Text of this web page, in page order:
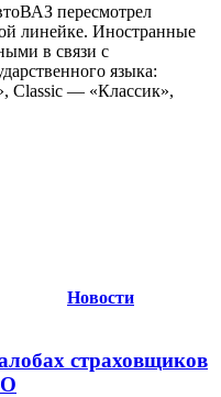
пересмотрел
линейке. Иностранные
в связи с
языка:
Classic — «Классик»,
Новости
страховщиков